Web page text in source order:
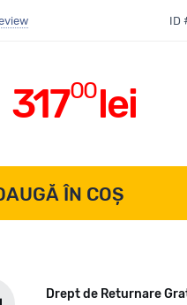
ID
31700lei
ÎN COȘ
Drept de Returnare